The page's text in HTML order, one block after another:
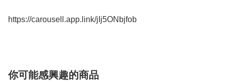
你可能感興趣的商品